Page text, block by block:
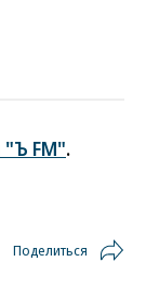
"Ъ FM".
Поделиться